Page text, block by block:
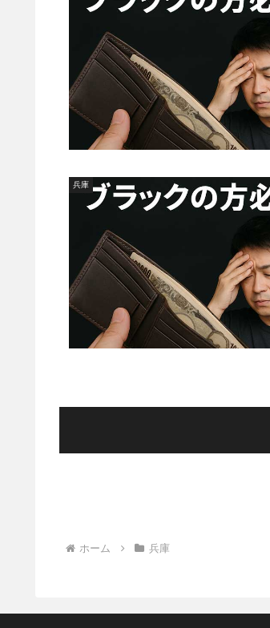
兵庫
ホーム 兵庫